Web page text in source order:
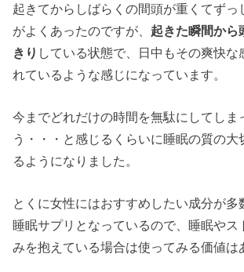
起きてからしばらくの間頭が重くてずっ
がよくあったのですが、 起きた瞬間から
きり している状態で、日中もその爽快な
れているような感じになっています。
今までどれだけの時間を無駄にしてしま
う・・・と感じるくらいに睡眠の質の大
るようになりました。
とくに女性にはおすすめしたい成分が多
睡眠サプリとなっているので、睡眠やス
みを抱えている場合は使ってみる価値は